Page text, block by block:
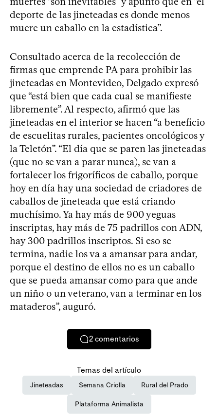
deporte de las jineteadas es donde menos
muere un caballo en la estadística”.
Consultado acerca de la recolección de
firmas que emprende PA para prohibir las
jineteadas en Montevideo, Delgado expresó
que “está bien que cada cual se manifieste
libremente”. Al respecto, afirmó que las
jineteadas en el interior se hacen “a beneficio
de escuelitas rurales, pacientes oncológicos y
la Teletón”. “El día que se paren las jineteadas
(que no se van a parar nunca), se van a
fortalecer los frigoríficos de caballo, porque
hoy en día hay una sociedad de criadores de
caballos de jineteada que está criando
muchísimo. Ya hay más de 900 yeguas
inscriptas, hay más de 75 padrillos con ADN,
hay 300 padrillos inscriptos. Si eso se
termina, nadie los va a amansar para andar,
porque el destino de ellos no es un caballo
que se pueda amansar como para que ande
un niño o un veterano, van a terminar en los
mataderos”, auguró.
2 comentarios
Temas del artículo
Jineteadas Semana Criolla Rural del Prado
Plataforma Animalista